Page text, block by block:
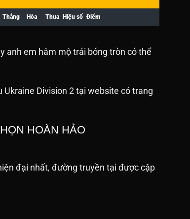
Thắng Hòa Thua Hiệu số Điểm
anh em hâm mộ trái bóng tròn có thể
Division 2 tại website có trang
HOÀN HẢO
đại nhất, đường truyền tại được cập